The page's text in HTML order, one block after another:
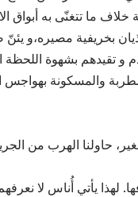
خلاف ما تتغنّى به أبواق
بخريفية
تقيدهم بشهوة اللحظة
والمسكونة بهواجس
الهرب من
يأتي أُناس لا